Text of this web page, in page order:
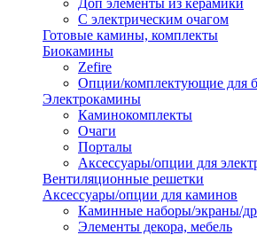
Доп элементы из керамики
С электрическим очагом
Готовые камины, комплекты
Биокамины
Zefire
Опции/комплектующие для
Электрокамины
Каминокомплекты
Очаги
Порталы
Аксессуары/опции для
Вентиляционные решетки
Аксессуары/опции для каминов
Каминные наборы/экраны/
Элементы декора, мебель